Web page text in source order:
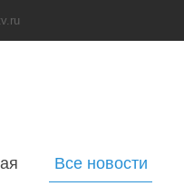
Все новости